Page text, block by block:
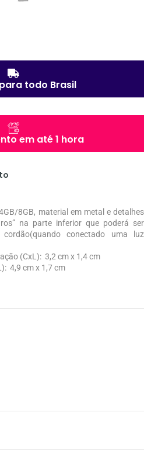
todo Brasil
em até 1 hora
8GB, material em metal e detalhes
na parte inferior que poderá ser
conectado uma luz
(CxL): 3,2 cm x 1,4 cm
4,9 cm x 1,7 cm